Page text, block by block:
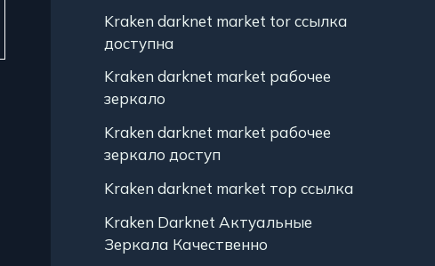
Kraken darknet market tor ссылка
доступна
Kraken darknet market рабочее
зеркало
Kraken darknet market рабочее
зеркало доступ
Kraken darknet market тор ссылка
Kraken Darknet Актуальные
Зеркала Качественно